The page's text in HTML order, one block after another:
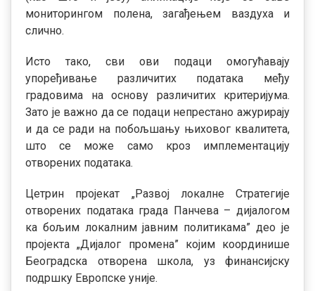
мониторингом полена, загађењем ваздуха и
слично.
Исто тако, сви ови подаци омогућавају
упоређивање различитих података међу
градовима на основу различитих критеријума.
Зато је важно да се подаци непрестано ажурирају
и да се ради на побољшању њиховог квалитета,
што се може само кроз имплементацију
отворених података.
Цетрин пројекат „Развој локалне Стратегије
отворених података града Панчева – дијалогом
ка бољим локалним јавним политикама” део је
пројекта „Дијалог промена” којим координише
Београдска отворена школа, уз финансијску
подршку Европске уније.